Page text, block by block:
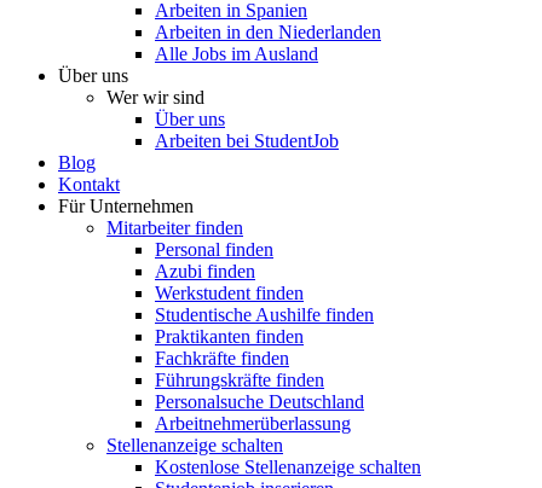
Arbeiten in Spanien
Arbeiten in den Niederlanden
Alle Jobs im Ausland
Über uns
Wer wir sind
Über uns
Arbeiten bei StudentJob
Blog
Kontakt
Für Unternehmen
Mitarbeiter finden
Personal finden
Azubi finden
Werkstudent finden
Studentische Aushilfe finden
Praktikanten finden
Fachkräfte finden
Führungskräfte finden
Personalsuche Deutschland
Arbeitnehmerüberlassung
Stellenanzeige schalten
Kostenlose Stellenanzeige schalten